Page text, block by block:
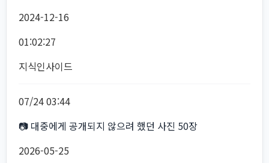
2024-12-16
01:02:27
지식인사이드
07/24 03:44
📷 대중에게 공개되지 않으려 했던 사진 50장
2026-05-25